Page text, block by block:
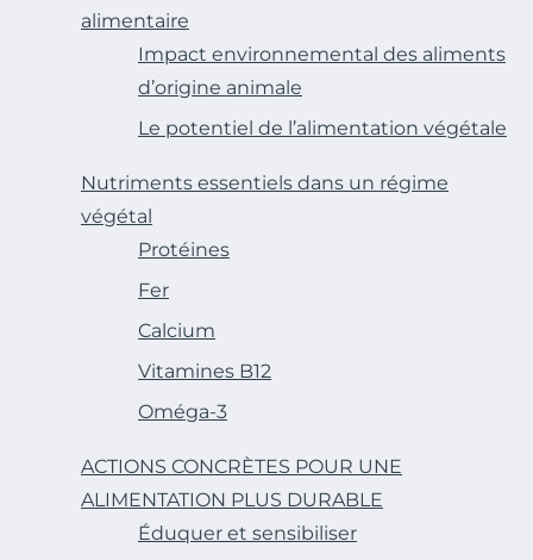
alimentaire
Impact environnemental des aliments
d’origine animale
Le potentiel de l’alimentation végétale
Nutriments essentiels dans un régime
végétal
Protéines
Fer
Calcium
Vitamines B12
Oméga-3
ACTIONS CONCRÈTES POUR UNE
ALIMENTATION PLUS DURABLE
Éduquer et sensibiliser